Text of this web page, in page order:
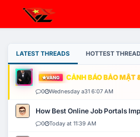
LATEST THREADS HOTTEST
VÀNG CẢNH BÁO BẢO MẬT
0 Wednesday a31 6:07 AM
How Best Online Job Portals
0 Today at 11:39 AM